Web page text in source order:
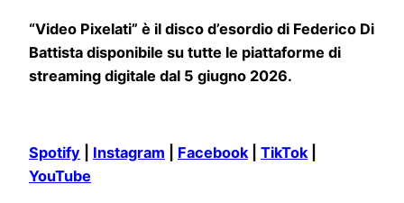
“Video Pixelati” è il disco d’esordio di Federico Di
Battista disponibile su tutte le piattaforme di
streaming digitale dal 5 giugno 2026.
Spotify Instagram Facebook TikTok
YouTube